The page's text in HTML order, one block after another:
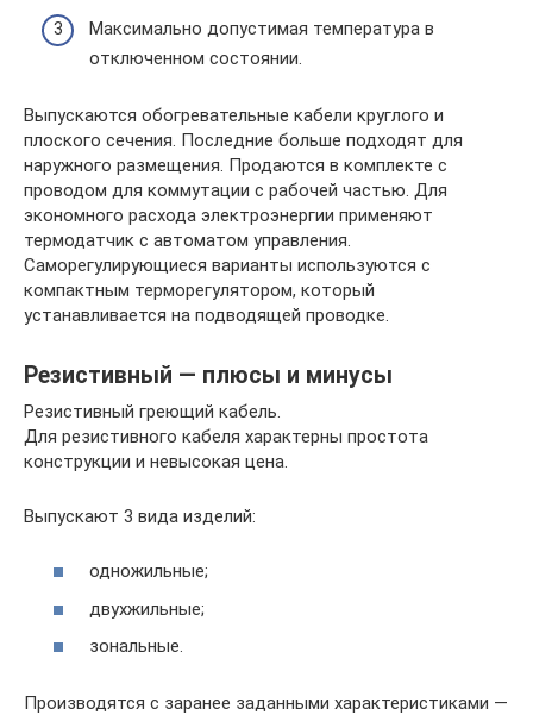
Максимально допустимая температура в
отключенном состоянии.
Выпускаются обогревательные кабели круглого и
плоского сечения. Последние больше подходят для
наружного размещения. Продаются в комплекте с
проводом для коммутации с рабочей частью. Для
экономного расхода электроэнергии применяют
термодатчик с автоматом управления.
Саморегулирующиеся варианты используются с
компактным терморегулятором, который
устанавливается на подводящей проводке.
Резистивный — плюсы и минусы
Резистивный греющий кабель.
Для резистивного кабеля характерны простота
конструкции и невысокая цена.
Выпускают 3 вида изделий:
одножильные;
двухжильные;
зональные.
Производятся с заранее заданными характеристиками —